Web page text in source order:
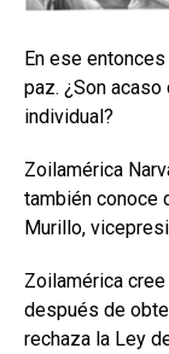
En ese
paz. ¿Son
individual?
Zoilamérica
también conoce
Murillo,
Zoilamérica
después de
rechaza la Ley